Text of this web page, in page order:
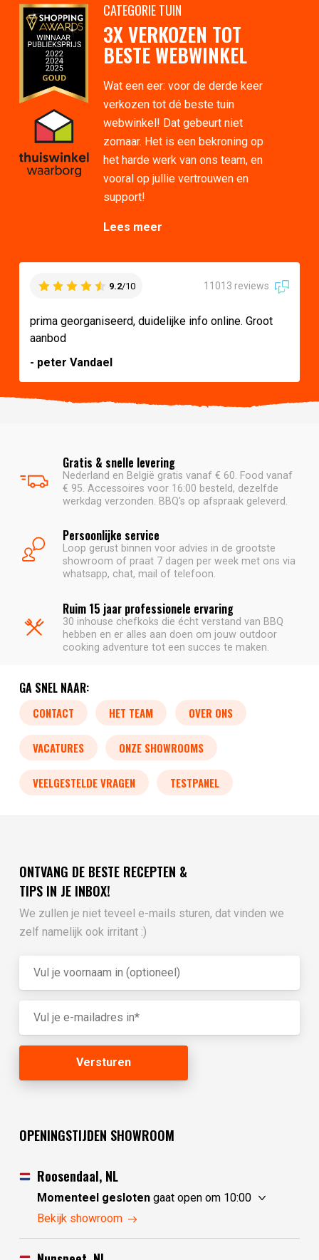
CATEGORIE TUIN
3X VERKOZEN TOT
BESTE WEBWINKEL
Wat een eer: voor de derde keer
verkozen tot dé beste tuin
webwinkel! Dat gebeurt niet
zomaar. Het is een bekroning op
het harde werk van ons team, en
vooral op jullie vertrouwen en
support!
Lees meer
9.2/10 11013 reviews
prima georganiseerd, duidelijke info online. Groot
aanbod
- peter Vandael
Gratis & snelle levering
Nederland en België gratis vanaf € 60. Food vanaf
€ 95. Accessoires voor 16:00 besteld, dezelfde
werkdag verzonden. BBQ's op afspraak geleverd.
Persoonlijke service
Loop gerust binnen voor advies in de grootste
showroom of praat 7 dagen per week met ons via
whatsapp, chat, mail of telefoon.
Ruim 15 jaar professionele ervaring
30 inhouse chefkoks die écht verstand van BBQ
hebben en er alles aan doen om jouw outdoor
cooking adventure tot een succes te maken.
GA SNEL NAAR:
CONTACT HET TEAM OVER ONS
VACATURES ONZE SHOWROOMS
VEELGESTELDE VRAGEN TESTPANEL
ONTVANG DE BESTE RECEPTEN &
TIPS IN JE INBOX!
We zullen je niet teveel e-mails sturen, dat vinden we
zelf namelijk ook irritant :)
OPENINGSTIJDEN SHOWROOM
Roosendaal, NL
Momenteel geslotengaat open om 10:00
zondag
maandag
10:00 - 17:30
dinsdag
Bekijk showroom